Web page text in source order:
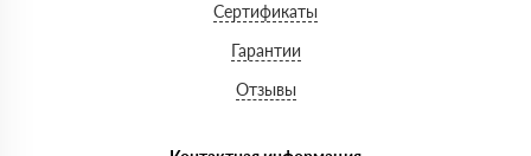
Сертификаты
Гарантии
Отзывы